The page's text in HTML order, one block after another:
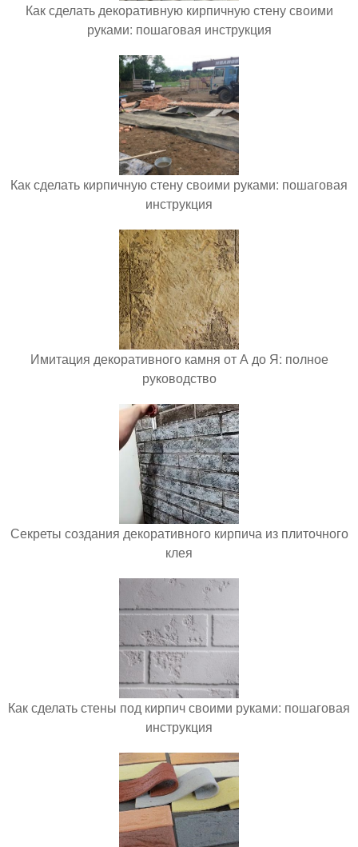
Как сделать декоративную кирпичную стену своими
руками: пошаговая инструкция
Как сделать кирпичную стену своими руками: пошаговая
инструкция
Имитация декоративного камня от А до Я: полное
руководство
Секреты создания декоративного кирпича из плиточного
клея
Как сделать стены под кирпич своими руками: пошаговая
инструкция